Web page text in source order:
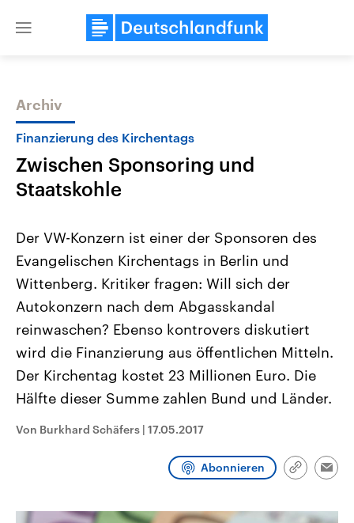
Close
Themen
Landtagswahl Sachsen-Anhalt
2026
Alle Informationen
Sachsen-Anhalt wählt am 6.
September 2026 einen neuen
Landtag. Seit 2021 wird das
Bundesland von einer Koalition aus
CDU, SPD und FDP regiert.-
Umfragen, Prognosen,
Wahlprogramme, aktuelle Berichte
und Hintergründe zu den Parteien
Wahl.
USA
Aktuelle Beiträge,
Hintergründe
Wirtschaftlich und
gehören die Vereinigten
den mächtigsten Ländern
mit großem Einfluss auf
Sendungen Programm Podcasts
Archiv
Finanzierung des Kirchentags
Zwischen Sponsoring und
Staatskohle
Der VW-Konzern ist einer der Sponsoren des
Evangelischen Kirchentags in Berlin und
Wittenberg. Kritiker fragen: Will sich der
Autokonzern nach dem Abgasskandal
reinwaschen? Ebenso kontrovers diskutiert
wird die Finanzierung aus öffentlichen Mitteln.
Der Kirchentag kostet 23 Millionen Euro. Die
Hälfte dieser Summe zahlen Bund und Länder.
Von Burkhard Schäfers | 17.05.2017
Abonnieren
Link